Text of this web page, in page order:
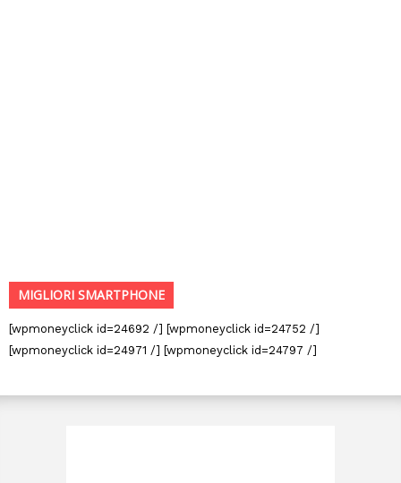
MIGLIORI SMARTPHONE
[wpmoneyclick id=24692 /] [wpmoneyclick id=24752 /]
[wpmoneyclick id=24971 /] [wpmoneyclick id=24797 /]